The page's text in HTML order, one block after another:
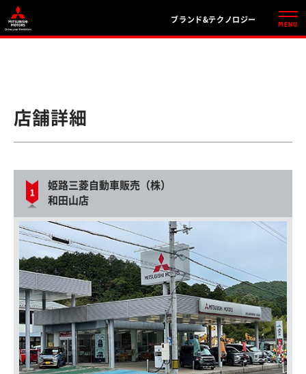
ブランド&テクノロジー
店舗詳細
姫路三菱自動車販売（株）
和田山店